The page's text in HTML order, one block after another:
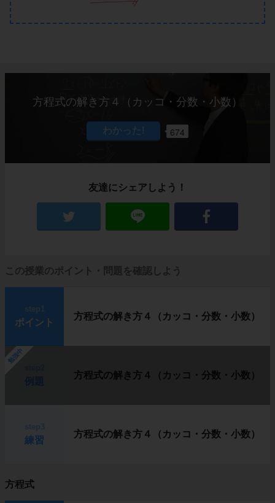
方程式の解き方４（カッコ・分数・小数）
674
友達にシェアしよう！
この授業のポイント・問題を確認しよう
ポイント
方程式の解き方４（カッコ・分数・小数）
勉強中
方程式の解き方４（カッコ・分数・小数）
練習
方程式の解き方４（カッコ・分数・小数）
方程式